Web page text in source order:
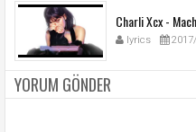
Charli Xcx -
lyrics
YORUM GÖNDER